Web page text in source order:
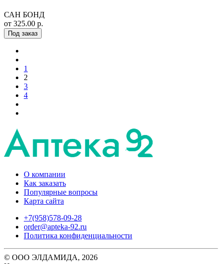
САН БОНД
от 325.00 р.
Под заказ
1
2
3
4
О компании
Как заказать
Популярные вопросы
Карта сайта
+7(958)578-09-28
order@apteka-92.ru
Политика конфиденциальности
© ООО ЭЛДАМИДА, 2026